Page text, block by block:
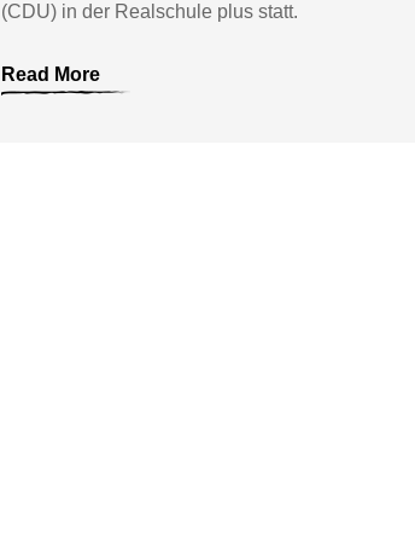
(CDU) in der Realschule plus statt.
Read More